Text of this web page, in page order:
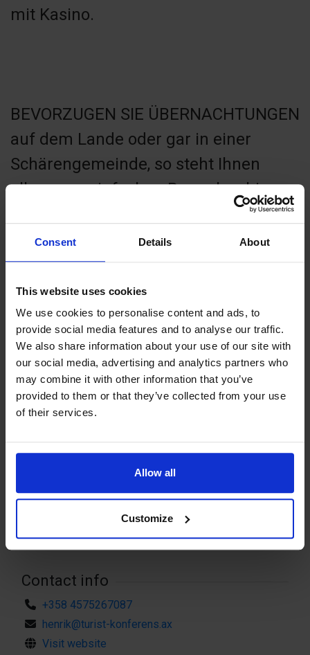
Consent Details About
This website uses cookies
We use cookies to personalise content and ads, to
provide social media features and to analyse our traffic.
We also share information about your use of our site with
our social media, advertising and analytics partners who
may combine it with other information that you’ve
provided to them or that they’ve collected from your use
of their services.
Allow all
Customize
mit Kasino.
BEVORZUGEN SIE ÜBERNACHTUNGEN
auf dem Lande oder gar in einer
Schärengemeinde, so steht Ihnen
alles, vom einfachen Bungalow bis
UNGEACHTET OB ES SICH um eine
Golfpauschale für zwei Personen oder
eine Konferenz mit 60 Gästen handelt,
so planen wir alles für Sie. Wenn Sie
mehr wissen möchten oder buchen
wollen, so rufen Sie uns an. Wir geben
beliebten Pauschalmodelle.
Contact info
+358 4575267087
henrik@turist-konferens.ax
Visit website